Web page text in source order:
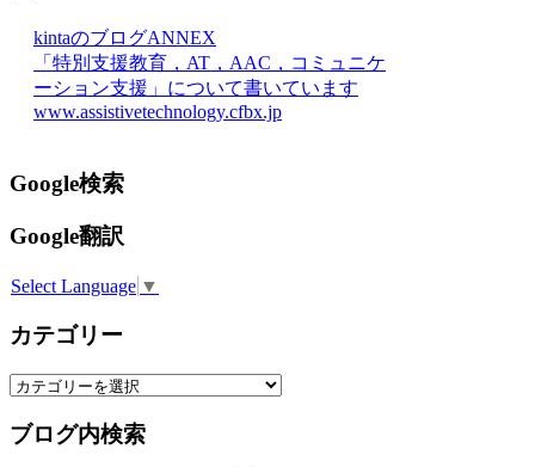
kintaのブログANNEX
「特別支援教育，AT，AAC，コミュニケ
ーション支援」について書いています
www.assistivetechnology.cfbx.jp
Google検索
Google翻訳
Select Language ▼
カテゴリー
カ
ゴ
ブログ内検索